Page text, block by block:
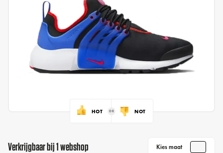
HOT NOT
Verkrijgbaar bij 1 webshop Kies maat